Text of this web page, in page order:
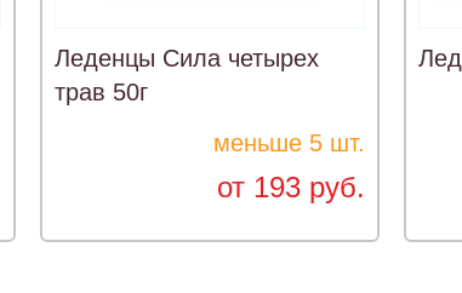
Леденцы Сила четырех
трав 50г
меньше 5 шт.
от 193 руб.